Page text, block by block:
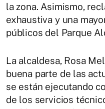
la zona. Asimismo,
exhaustiva y una
públicos del Parque
La alcaldesa, Rosa
buena parte de las
se están ejecutando
de los servicios